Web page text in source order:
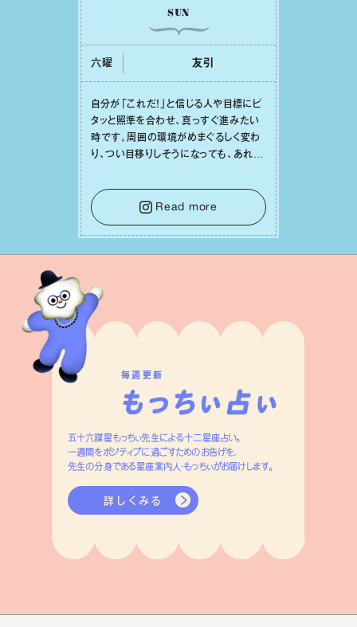
SUN
六曜 友引
⾃分が「これだ！」と信じる⼈や⽬標にピ
タッと照準を合わせ、真っすぐ進みたい
時です。周囲の環境がめまぐるしく変わ
り、つい⽬移りしそうになっても、あれこ
をそっと⼿放し、⽬の前のことに集中しま
しょう。そのブレない決意が、あなたにと
って有意義で安定した成果を引き寄せま
す。
Read more
毎週更新
五十六謀星もっちぃ先生による十二星座占い。
一週間をポジティブに過ごすためのお告げを、
先生の分身である星座案内人・もっちぃがお届けします。
詳しくみる